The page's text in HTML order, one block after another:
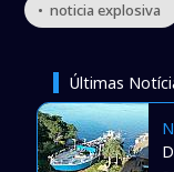
• noticia explosiva
Últimas